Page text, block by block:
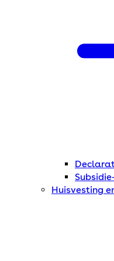
Huisvesting